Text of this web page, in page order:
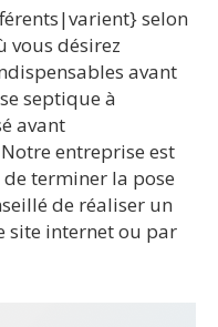
selon
vous désirez
avant
septique à
avant
entreprise est
terminer la pose
de réaliser un
site internet ou par